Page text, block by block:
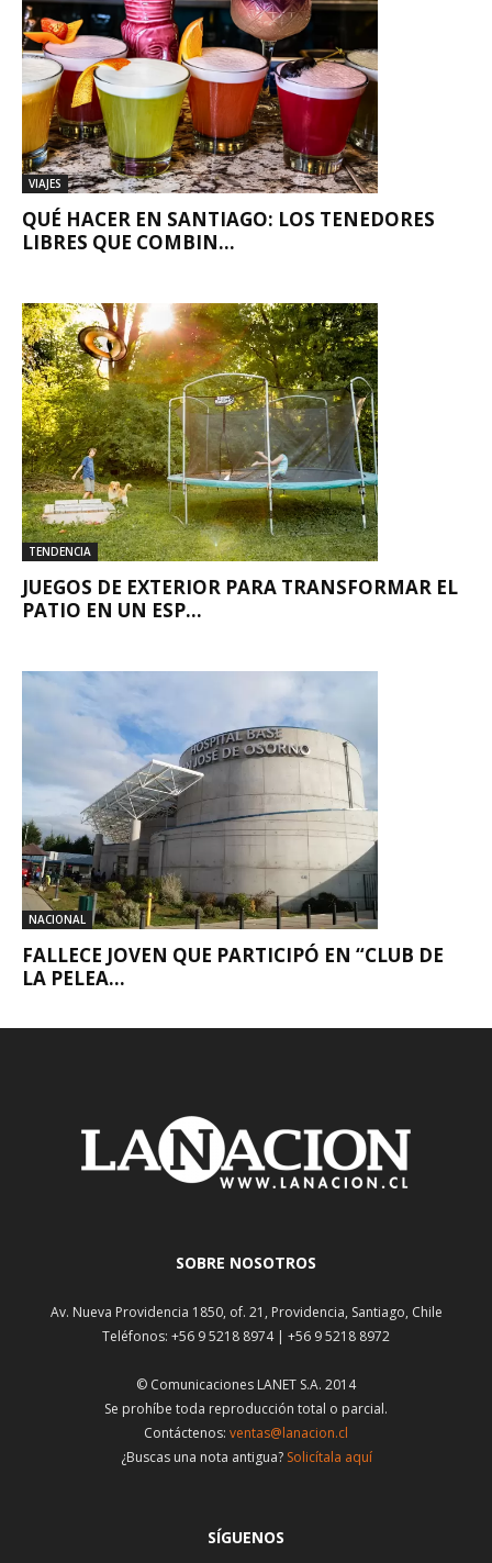
VIAJES
QUÉ HACER EN SANTIAGO: LOS TENEDORES
LIBRES QUE COMBIN...
TENDENCIA
JUEGOS DE EXTERIOR PARA TRANSFORMAR EL
PATIO EN UN ESP...
NACIONAL
FALLECE JOVEN QUE PARTICIPÓ EN “CLUB DE
LA PELEA...
SOBRE NOSOTROS
Av. Nueva Providencia 1850, of. 21, Providencia, Santiago, Chile
Teléfonos: +56 9 5218 8974 | +56 9 5218 8972
© Comunicaciones LANET S.A. 2014
Se prohíbe toda reproducción total o parcial.
Contáctenos: ventas@lanacion.cl
¿Buscas una nota antigua? Solicítala aquí
SÍGUENOS